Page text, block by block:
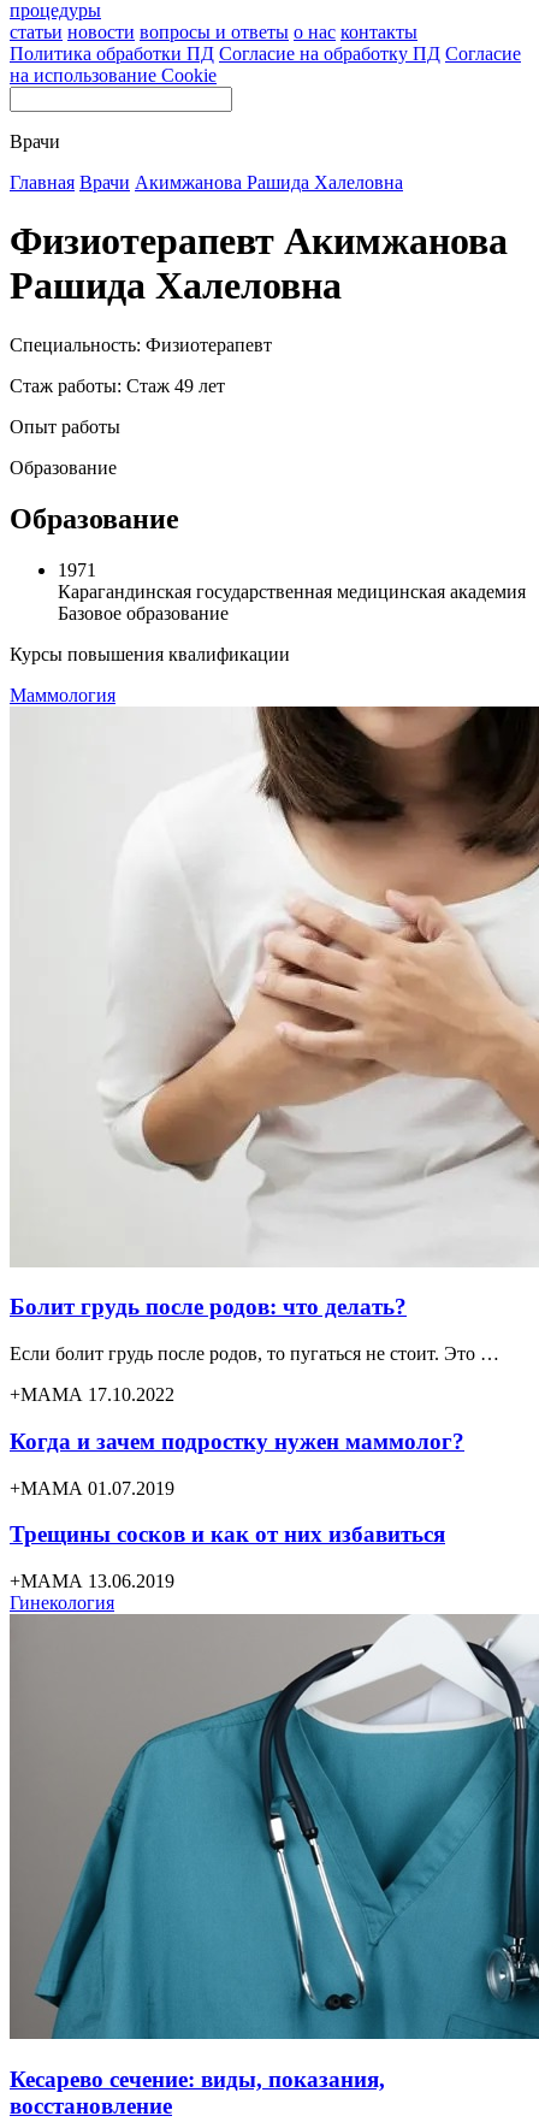
процедуры
статьи новости вопросы и ответы о нас контакты
Политика обработки ПД Согласие на обработку ПД Согласие
на использование Cookie
Врачи
Главная Врачи Акимжанова Рашида Халеловна
Физиотерапевт Акимжанова
Рашида Халеловна
Специальность: Физиотерапевт
Стаж работы: Стаж 49 лет
Опыт работы
Образование
Образование
1971
Карагандинская государственная медицинская академия
Базовое образование
Курсы повышения квалификации
Маммология
Болит грудь после родов: что делать?
Если болит грудь после родов, то пугаться не стоит. Это …
+МАМА 17.10.2022
Когда и зачем подростку нужен маммолог?
+МАМА 01.07.2019
Трещины сосков и как от них избавиться
+МАМА 13.06.2019
Гинекология
Кесарево сечение: виды, показания,
восстановление